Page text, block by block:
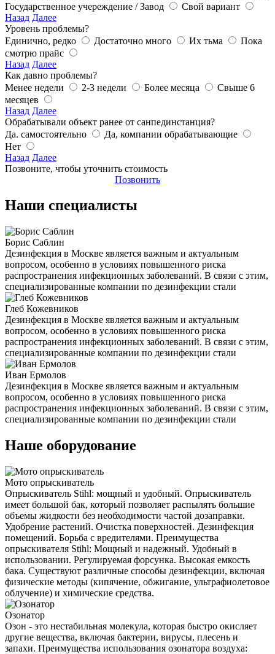
Государственное учереждение / Завод
Свой вариант
Назад Далее
Уровень проблемы?
Единично, редко
Достаточно много Их тьма
Пока
смотрю прайс
Назад Далее
Как давно проблемы?
Менее недели
2-3 недели Более месяца
Свыше 6
месяцев
Назад Далее
Обрабатывали объект ранее от санпединстанция?
Да. самостоятельно
Да, компании обрабатывающие
Нет
Назад Далее
Позвоните, чтобы уточнить стоимость
Позвонить
Наши специалисты
Борис Саблин
Дезинфекция в Москве является важным и актуальным
вопросом, особенно в условиях повышенного риска
распространения инфекционных заболеваний. В связи с этим,
специализированные компании по дезинфекции стали
Глеб Кожевников
Дезинфекция в Москве является важным и актуальным
вопросом, особенно в условиях повышенного риска
распространения инфекционных заболеваний. В связи с этим,
специализированные компании по дезинфекции стали
Иван Ермолов
Дезинфекция в Москве является важным и актуальным
вопросом, особенно в условиях повышенного риска
распространения инфекционных заболеваний. В связи с этим,
специализированные компании по дезинфекции стали
Наше оборудование
Мото опрыскиватель
Опрыскиватель Stihl: мощный и удобный. Опрыскиватель
имеет большой бак, который позволяет распылять большие
объемы жидкости без необходимости частой дозаправки.
Удобрение растений. Очистка поверхностей. Дезинфекция
помещений. Борьба с вредителями. Преимущества
опрыскивателя Stihl: Мощный и надежный. Удобный в
использовании. Регулируемая форсунка. Высокая емкость
бака. Существуют различные способы дезинфекции, включая
физические методы (кипячение, обжигание, ультрафиолетовое
облучение) и химические средства.
Озонатор
Озон - это нестабильная молекула, которая быстро окисляет
другие вещества, включая бактерии, вирусы, плесень и
запахи. Преимущества использования озонатора воздуха: